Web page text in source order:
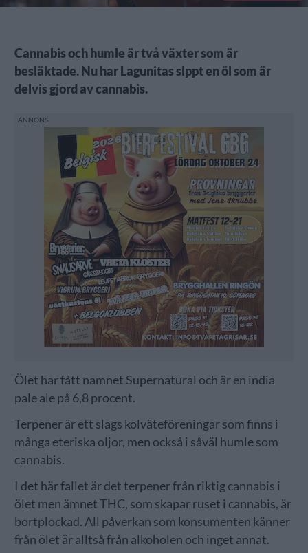
Cannabis och humle är två växter som är
besläktade. Nu har Lagunitas slppt en öl som är
delvis gjord av cannabis.
Ölet har fått namnet Supernatural och är en india
pale ale på 6,8 procent.
Terpener är ett slags kolväteföreningar som finns i
många eteriska oljor, men också i såväl humle som
cannabis.
I det här fallet är det terpener från riktig cannabis i
ölet men ämnet THC, som skapar ruset i cannabis, är
bortplockad. All påverkan som konsumenten känner
från ölet är alltså från alkoholen och inget annat.